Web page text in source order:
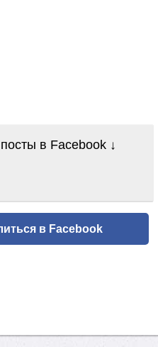
в Facebook ↓
в Facebook